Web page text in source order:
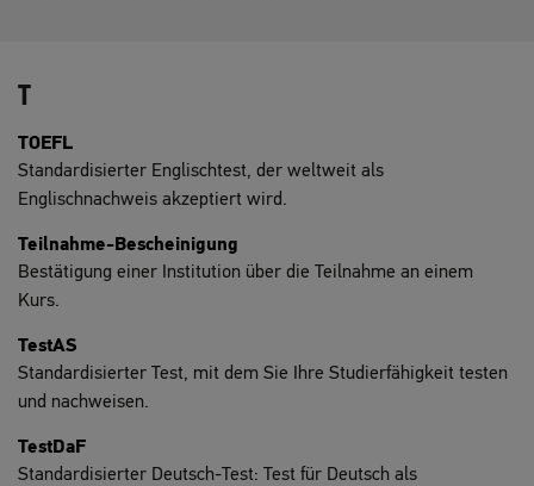
T
TOEFL
Standardisierter Englischtest, der weltweit als
Englischnachweis akzeptiert wird.
Teilnahme-Bescheinigung
Bestätigung einer Institution über die Teilnahme an einem
Kurs.
TestAS
Standardisierter Test, mit dem Sie Ihre Studierfähigkeit testen
und nachweisen.
TestDaF
Standardisierter Deutsch-Test: Test für Deutsch als